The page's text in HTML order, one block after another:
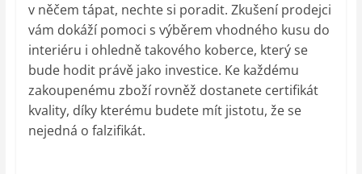
v něčem tápat, nechte si poradit. Zkušení prodejci
vám dokáží pomoci s výběrem vhodného kusu do
interiéru i ohledně takového koberce, který se
bude hodit právě jako investice. Ke každému
zakoupenému zboží rovněž dostanete certifikát
kvality, díky kterému budete mít jistotu, že se
nejedná o falzifikát.